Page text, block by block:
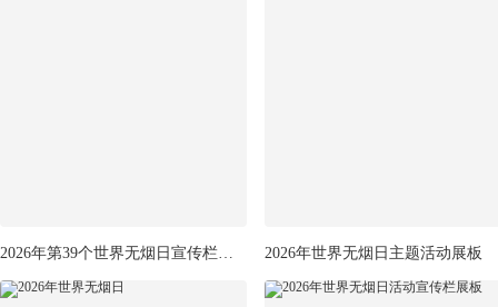
2026年第39个世界无烟日宣传栏展板 2026年世界无烟日主题活动展板